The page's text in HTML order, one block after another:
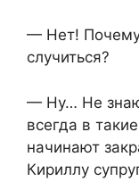
— Нет!
случиться?
— Ну… Не
всегда в
начинают
Кириллу